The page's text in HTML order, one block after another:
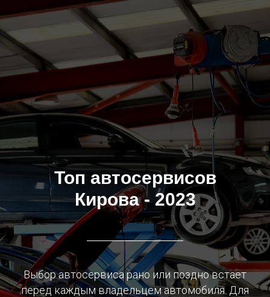
Топ автосервисов
Кирова - 2023
Выбор автосервиса рано или поздно встает
перед каждым владельцем автомобиля. Для